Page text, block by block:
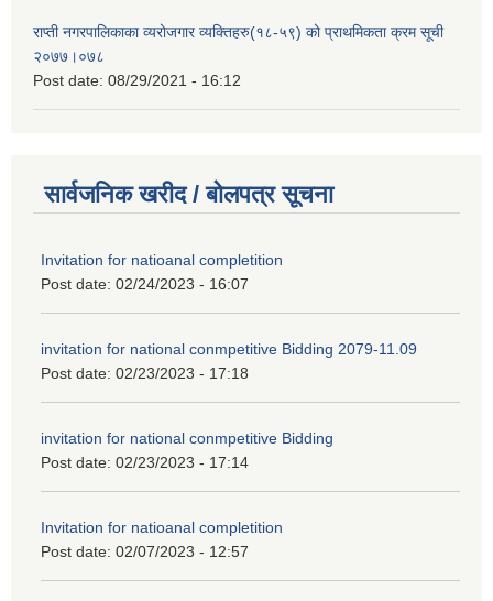
राप्ती नगरपालिकाका व्यरोजगार व्यक्तिहरु(१८-५९) को प्राथमिकता क्रम सूची
२०७७।०७८
Post date: 08/29/2021 - 16:12
सार्वजनिक खरीद / बोलपत्र सूचना
Invitation for natioanal completition
Post date: 02/24/2023 - 16:07
invitation for national conmpetitive Bidding 2079-11.09
Post date: 02/23/2023 - 17:18
invitation for national conmpetitive Bidding
Post date: 02/23/2023 - 17:14
Invitation for natioanal completition
Post date: 02/07/2023 - 12:57